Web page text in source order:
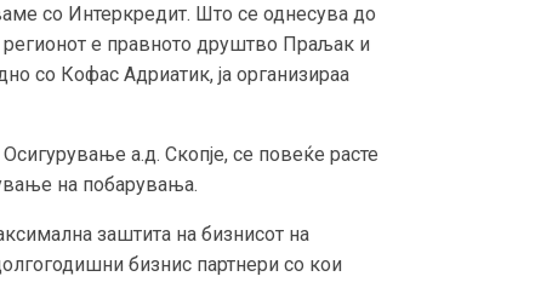
со Интеркредит. Што се однесува до
регионот е правното друштво Праљак и
со Кофас Адриатик, ја организираа
а.д. Скопје, се повеќе расте
на побарувања.
заштита на бизнисот на
бизнис партнери со кои